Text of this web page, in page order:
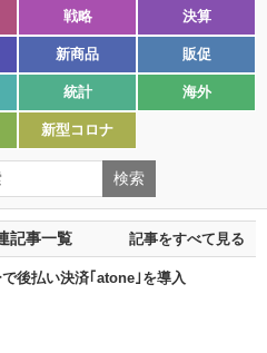
戦略 決算
新商品 販促
統計 海外
新型コロナ
記事一覧 記事をすべて見る
後払い決済｢atone｣を導入